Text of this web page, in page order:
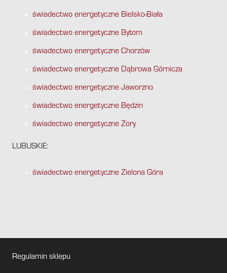
świadectwo energetyczne Bielsko-Biała
świadectwo energetyczne Bytom
świadectwo energetyczne Chorzów
świadectwo energetyczne Dąbrowa Górnicza
świadectwo energetyczne Jaworzno
świadectwo energetyczne Będzin
świadectwo energetyczne Żory
LUBUSKIE:
świadectwo energetyczne Zielona Góra
Regulamin sklepu